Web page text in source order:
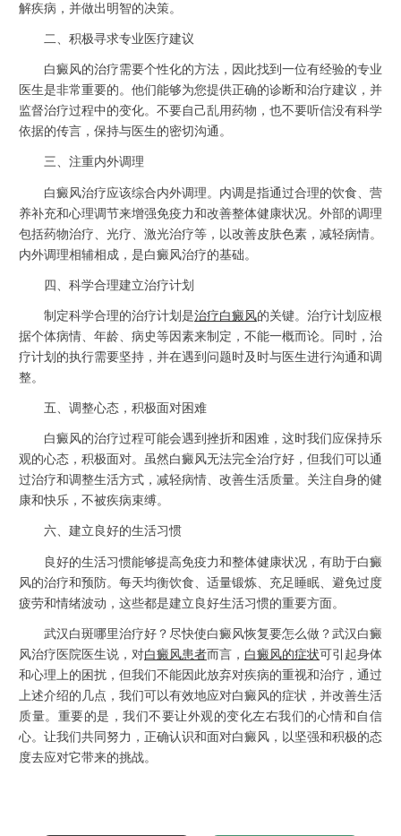
解疾病，并做出明智的决策。
二、积极寻求专业医疗建议
白癜风的治疗需要个性化的方法，因此找到一位有经验的专业
医生是非常重要的。他们能够为您提供正确的诊断和治疗建议，并
监督治疗过程中的变化。不要自己乱用药物，也不要听信没有科学
依据的传言，保持与医生的密切沟通。
三、注重内外调理
白癜风治疗应该综合内外调理。内调是指通过合理的饮食、营
养补充和心理调节来增强免疫力和改善整体健康状况。外部的调理
包括药物治疗、光疗、激光治疗等，以改善皮肤色素，减轻病情。
内外调理相辅相成，是白癜风治疗的基础。
四、科学合理建立治疗计划
制定科学合理的治疗计划是治疗白癜风的关键。治疗计划应根
据个体病情、年龄、病史等因素来制定，不能一概而论。同时，治
疗计划的执行需要坚持，并在遇到问题时及时与医生进行沟通和调
整。
五、调整心态，积极面对困难
白癜风的治疗过程可能会遇到挫折和困难，这时我们应保持乐
观的心态，积极面对。虽然白癜风无法完全治疗好，但我们可以通
过治疗和调整生活方式，减轻病情、改善生活质量。关注自身的健
康和快乐，不被疾病束缚。
六、建立良好的生活习惯
良好的生活习惯能够提高免疫力和整体健康状况，有助于白癜
风的治疗和预防。每天均衡饮食、适量锻炼、充足睡眠、避免过度
疲劳和情绪波动，这些都是建立良好生活习惯的重要方面。
武汉白斑哪里治疗好？尽快使白癜风恢复要怎么做？武汉白癜
风治疗医院医生说，对白癜风患者而言， 白癜风的症状可引起身体
和心理上的困扰，但我们不能因此放弃对疾病的重视和治疗，通过
上述介绍的几点，我们可以有效地应对白癜风的症状，并改善生活
质量。重要的是，我们不要让外观的变化左右我们的心情和自信
心。让我们共同努力，正确认识和面对白癜风，以坚强和积极的态
度去应对它带来的挑战。